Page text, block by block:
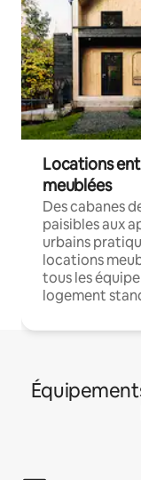
Locations
meublées
Des cabanes
paisibles aux
urbains
locations
tous les
logement